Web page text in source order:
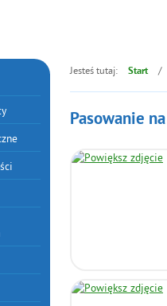
Jesteś tutaj: Start /
Pasowanie